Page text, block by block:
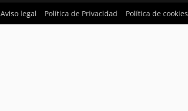
Aviso legal Política de Privacidad Política de cookies